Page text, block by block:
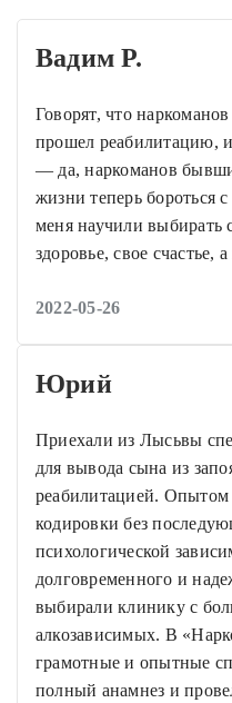
Вадим Р.
Говорят, что
прошел реабилитацию,
— да, наркоманов
жизни теперь бороться
меня научили выбирать
здоровье, свое счастье,
2022-05-26
Юрий
Приехали из Лысьвы
для вывода сына из
реабилитацией.
кодировки без
психологической
долговременного и
выбирали клинику с
алкозависимых. В
грамотные и опытные
полный анамнез и